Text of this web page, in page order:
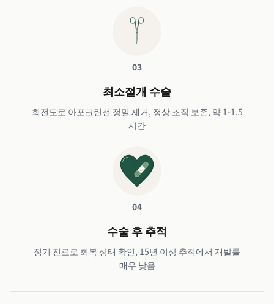
03
최소절개 수술
회전도로 아포크린선 정밀 제거, 정상 조직 보존, 약 1-1.5
시간
04
수술 후 추적
정기 진료로 회복 상태 확인, 15년 이상 추적에서 재발률
매우 낮음